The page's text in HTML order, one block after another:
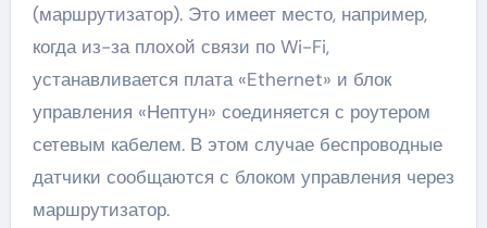
(маршрутизатор). Это имеет место, например,
когда из-за плохой связи по Wi-Fi,
устанавливается плата «Ethernet» и блок
управления «Нептун» соединяется с роутером
сетевым кабелем. В этом случае беспроводные
датчики сообщаются с блоком управления через
маршрутизатор.